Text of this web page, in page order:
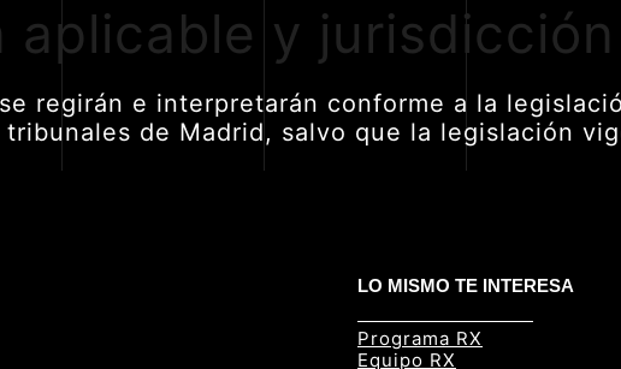
aplicable y jurisdicción
regirán e interpretarán conforme a la
de Madrid, salvo que la legislación
LO MISMO TE INTERESA
Programa RX
Equipo RX